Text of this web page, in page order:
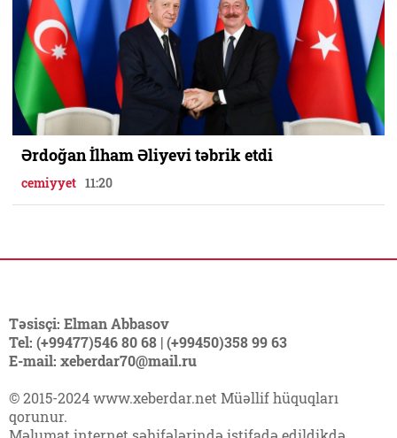
Ərdoğan İlham Əliyevi təbrik etdi
cemiyyet 11:20
Təsisçi: Elman Abbasov
Tel: (+99477)546 80 68 | (+99450)358 99 63
E-mail: xeberdar70@mail.ru
© 2015-2024 www.xeberdar.net Müəllif hüquqları
qorunur.